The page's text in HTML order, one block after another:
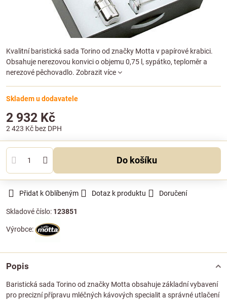
Kvalitní baristická sada Torino od značky Motta v papírové krabici.
Obsahuje nerezovou konvici o objemu 0,75 l, sypátko, teploměr a
nerezové pěchovadlo. Zobrazit více
Skladem u dodavatele
2 932 Kč
2 423 Kč bez DPH
Do košíku
Přidat k Oblíbeným Dotaz k produktu Doručení
Skladové číslo: 123851
Výrobce:
Popis
Baristická sada Torino od značky Motta obsahuje základní vybavení
pro precizní přípravu mléčných kávových specialit a správné utlačení